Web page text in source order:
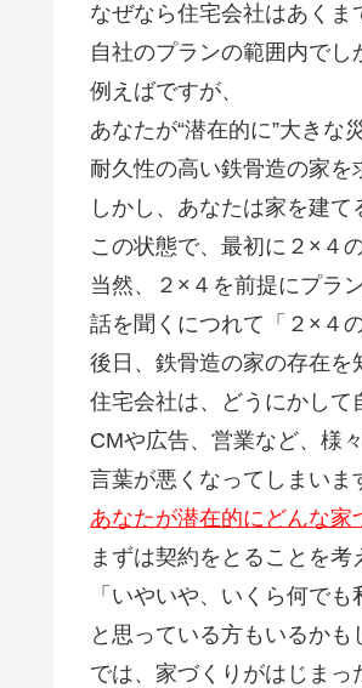
なぜなら住宅会社はあくま
自社のプランの範囲内でし
例えばですが、
あなたが“潜在的に”大きな
耐久性の高い鉄骨造の家を
しかし、あなたは家を建て
この状態で、最初に２×４
当然、２×４を前提にプラ
話を聞くにつれて「２×４
後日、鉄骨造の家の存在を
住宅会社は、どうにかして
CMや広告、営業など、様
言葉が悪くなってしまいま
あなたが潜在的にどんな家
まずは契約をとることを考
「いやいや、いくら何で
と思っている方もいるかも
では、家づくりがはじまっ